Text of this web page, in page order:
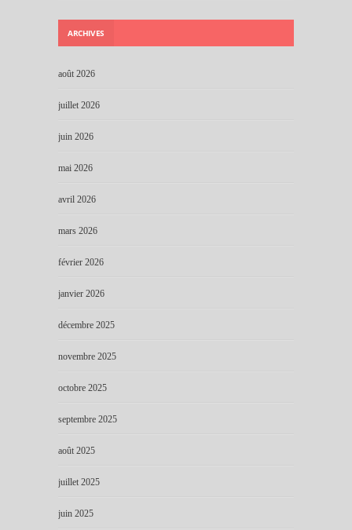
ARCHIVES
août 2026
juillet 2026
juin 2026
mai 2026
avril 2026
mars 2026
février 2026
janvier 2026
décembre 2025
novembre 2025
octobre 2025
septembre 2025
août 2025
juillet 2025
juin 2025